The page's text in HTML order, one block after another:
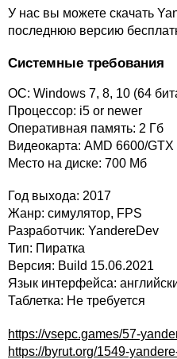
У нас вы можете скачать
последнюю версию
Системные требования
ОС: Windows 7, 8, 10 (64
Процессор: i5 or newer
Оперативная память: 2 Гб
Видеокарта: AMD 6600/
Место на диске: 700 Мб
Год выхода: 2017
Жанр: симулятор, FPS
Разработчик: YandereDev
Тип: Пиратка
Версия: Build 15.06.2021
Язык интерфейса:
Таблетка: Не требуется
https://vsepc.games/57-
https://byrut.org/1549-